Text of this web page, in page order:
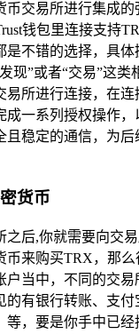
币交易所进行集成的
钱包里连接支持
是不错的选择，具体
现”或者“交易”这类
易所进行连接，在
成一系列授权操作，
且稳定的通信，为后
货币
之后,你就需要向交易
币来购买TRX，那么
户当中，不同的交
的有银行转账、支付
等，要是你手中已经